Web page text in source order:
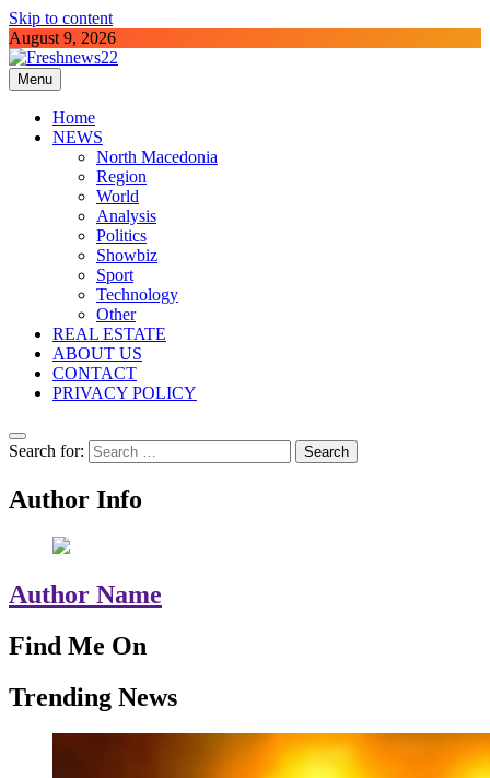
Skip to content
August 9, 2026
Freshnews22
Best News Website in North Macedonia
Menu
Home
NEWS
North Macedonia
Region
World
Analysis
Politics
Showbiz
Sport
Technology
Other
REAL ESTATE
ABOUT US
CONTACT
PRIVACY POLICY
Search for:
Author Info
Author Name
Find Me On
Trending News